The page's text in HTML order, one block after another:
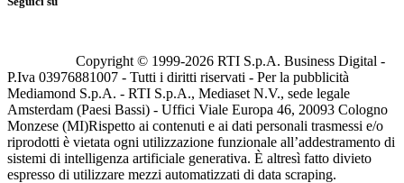
Copyright © 1999-2026 RTI S.p.A. Business Digital -
P.Iva 03976881007 - Tutti i diritti riservati - Per la pubblicità
Mediamond S.p.A. - RTI S.p.A., Mediaset N.V., sede legale
Amsterdam (Paesi Bassi) - Uffici Viale Europa 46, 20093 Cologno
Monzese (MI)Rispetto ai contenuti e ai dati personali trasmessi e/o
riprodotti è vietata ogni utilizzazione funzionale all’addestramento di
sistemi di intelligenza artificiale generativa. È altresì fatto divieto
espresso di utilizzare mezzi automatizzati di data scraping.